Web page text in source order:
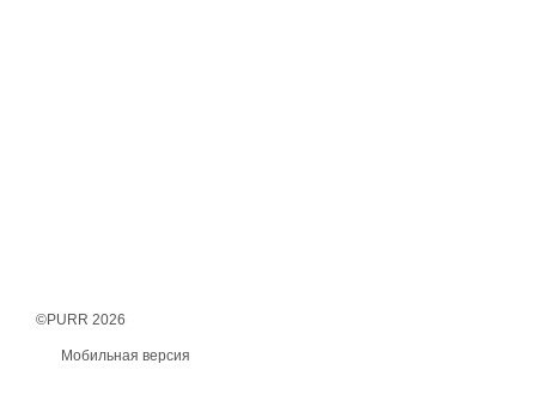
©PURR 2026
Мобильная версия